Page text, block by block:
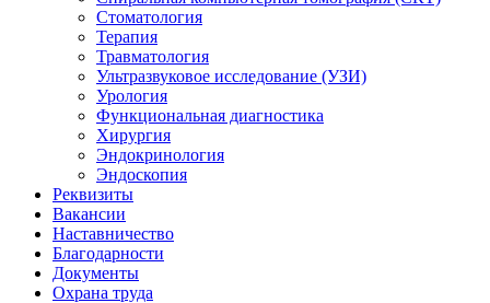
Стоматология
Терапия
Травматология
Ультразвуковое исследование (УЗИ)
Урология
Функциональная диагностика
Хирургия
Эндокринология
Эндоскопия
Реквизиты
Вакансии
Наставничество
Благодарности
Документы
Охрана труда